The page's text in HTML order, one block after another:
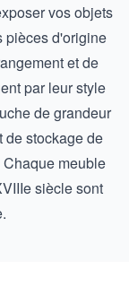
vos objets
pièces d'origine
et de
par leur style
de grandeur
de stockage de
meuble
siècle sont